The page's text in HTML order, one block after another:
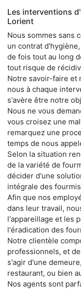
Les interventions
Lorient
Nous sommes sans
un contrat
de fois tout au long
tout risque de
Notre savoir-faire et
nous à chaque
s'avère être notre
Nous ne vous
vous croisez une
remarquez une
temps de nous
Selon la situation
de la variété de
décider d'une
intégrale des
Afin que nos
dans leur travail,
l'appareillage et les
l'éradication des
Notre clientèle
professionnels, et
s'agir d'une
restaurant, ou bien
Nos agents sont